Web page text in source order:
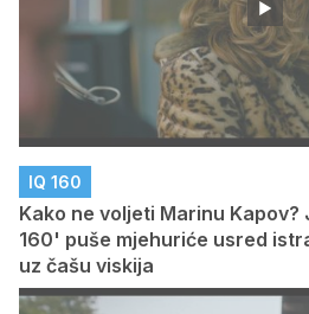
IQ 160
Kako ne voljeti Marinu
160' puše mjehuriće usred
uz čašu viskija